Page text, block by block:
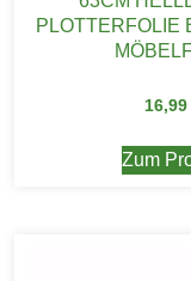
PLOTTERFOLIE
16,99
Zum